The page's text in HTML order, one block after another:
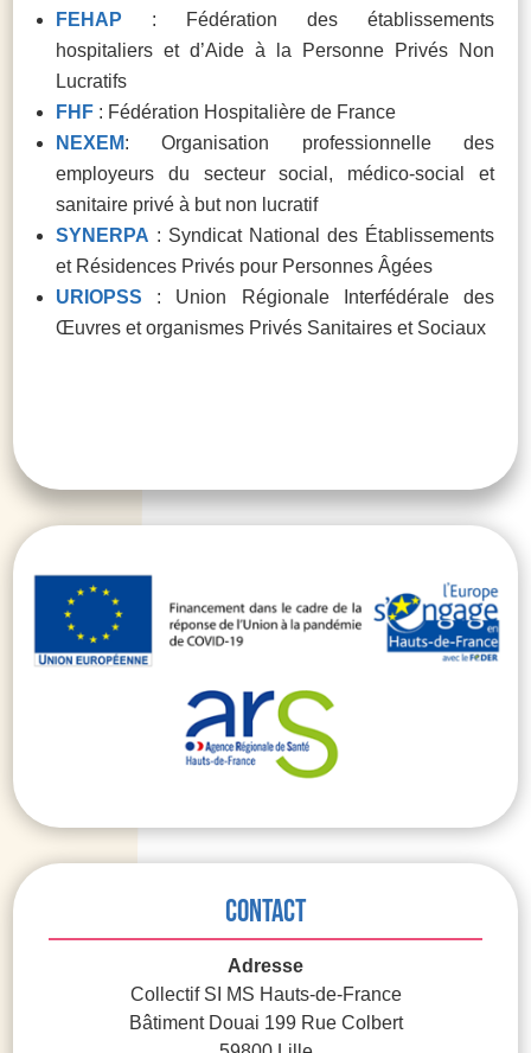
FEHAP : Fédération des établissements
hospitaliers et d’Aide à la Personne Privés Non
Lucratifs
FHF : Fédération Hospitalière de France
NEXEM: Organisation professionnelle des
employeurs du secteur social, médico-social et
sanitaire privé à but non lucratif
SYNERPA : Syndicat National des Établissements
et Résidences Privés pour Personnes Âgées
URIOPSS : Union Régionale Interfédérale des
Œuvres et organismes Privés Sanitaires et Sociaux
Contact
Adresse
Collectif SI MS Hauts-de-France
Bâtiment Douai 199 Rue Colbert